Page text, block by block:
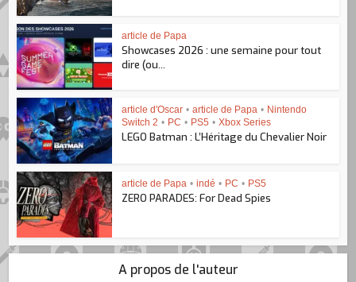
article de Papa
Showcases 2026 : une semaine pour tout
dire (ou...
article d'Oscar • article de Papa • Nintendo
Switch 2 • PC • PS5 • Xbox Series
LEGO Batman : L’Héritage du Chevalier Noir
article de Papa • indé • PC • PS5
ZERO PARADES: For Dead Spies
A propos de l'auteur